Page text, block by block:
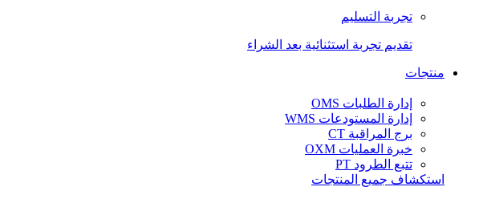
تجربة التسليم
تقديم تجربة استثنائية بعد الشراء
منتجات
إدارة الطلبات OMS
إدارة المستودعات WMS
برج المراقبة CT
خبرة العمليات OXM
تتبع الطرود PT
استكشاف جميع المنتجات